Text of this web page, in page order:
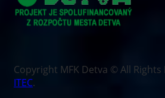
Copyright MFK Detva © All Rights
ITEC.